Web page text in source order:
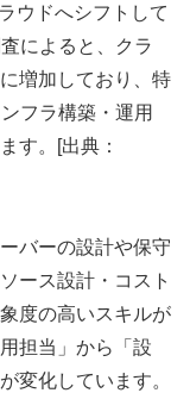
ウドへシフトして
によると、クラ
増加しており、特
フラ構築・運用
す。[出典：
バーの設計や保守
ース設計・コスト
度の高いスキルが
担当」から「設
変化しています。